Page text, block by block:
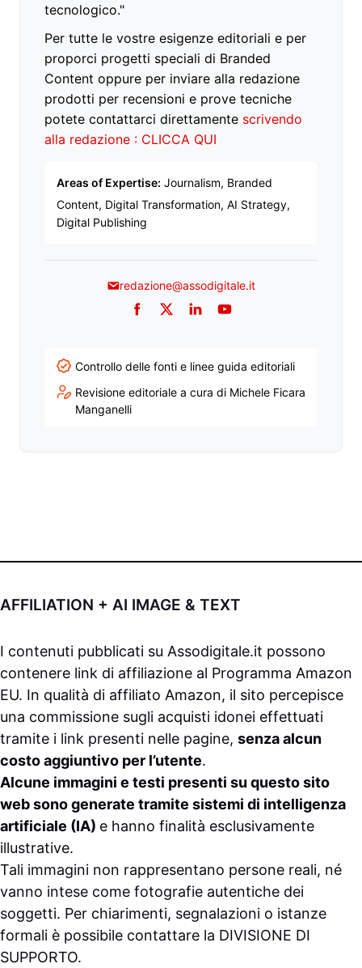
tecnologico."
Per tutte le vostre esigenze editoriali e per
proporci progetti speciali di Branded
Content oppure per inviare alla redazione
prodotti per recensioni e prove tecniche
potete contattarci direttamente scrivendo
alla redazione : CLICCA QUI
Areas of Expertise: Journalism, Branded
Content, Digital Transformation, AI Strategy,
Digital Publishing
redazione@assodigitale.it
Facebook
TwitterLinkedInYouTube
Controllo delle fonti e linee guida editoriali
Revisione editoriale a cura di Michele Ficara
Manganelli
AFFILIATION + AI IMAGE & TEXT
I contenuti pubblicati su Assodigitale.it possono
contenere link di affiliazione al Programma Amazon
EU. In qualità di affiliato Amazon, il sito percepisce
una commissione sugli acquisti idonei effettuati
tramite i link presenti nelle pagine, senza alcun
costo aggiuntivo per l’utente.
Alcune immagini e testi presenti su questo sito
web sono generate tramite sistemi di intelligenza
artificiale (IA) e hanno finalità esclusivamente
illustrative.
Tali immagini non rappresentano persone reali, né
vanno intese come fotografie autentiche dei
soggetti. Per chiarimenti, segnalazioni o istanze
formali è possibile contattare la DIVISIONE DI
SUPPORTO.